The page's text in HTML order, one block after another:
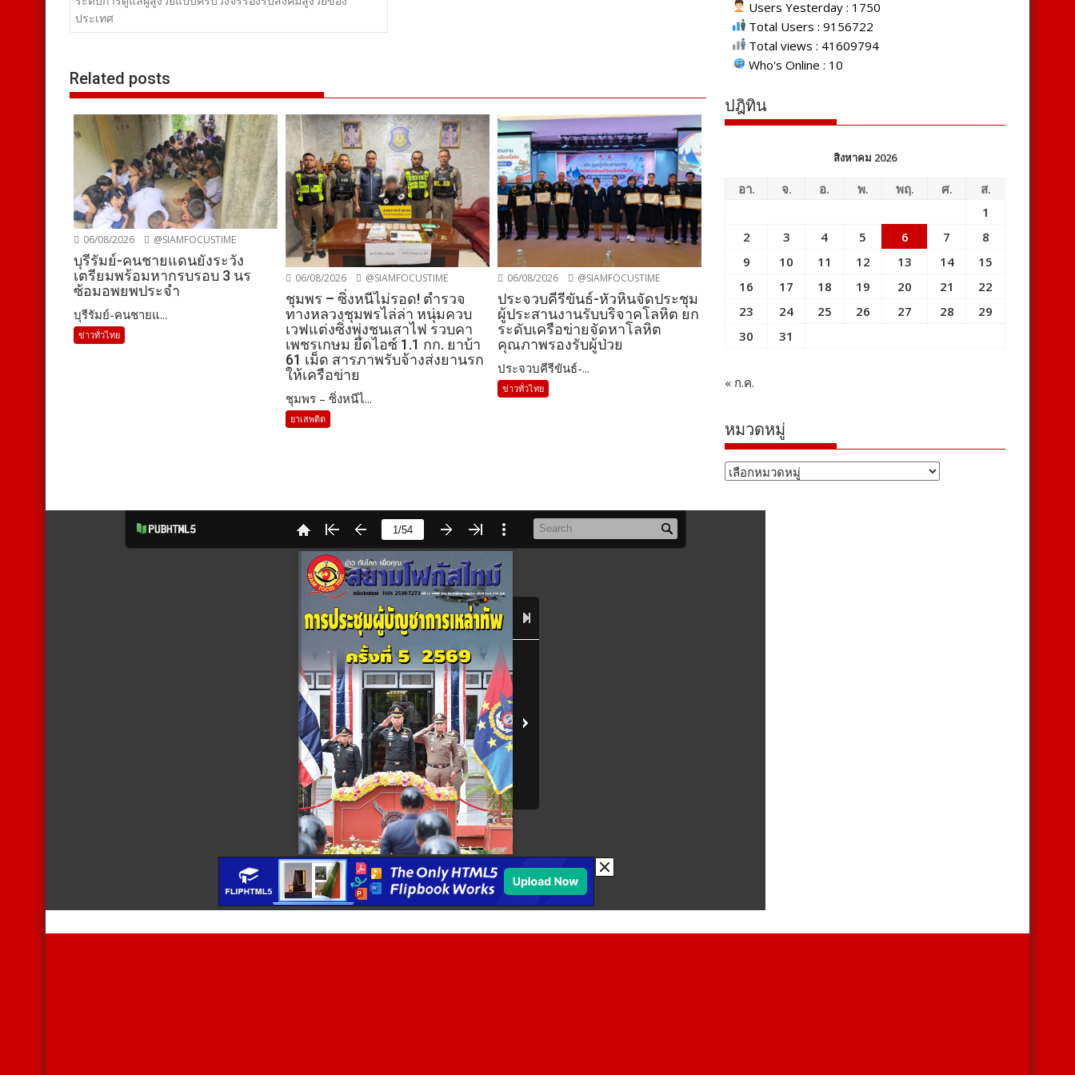
เรื่อง
ประเทศ
Related posts
06/08/2026 @SIAMFOCUSTIME
บุรีรัมย์-คนชายแดนยังระวัง
เตรียมพร้อมหากรบรอบ 3 นร
ซ้อมอพยพประจำ
บุรีรัมย์-คนชายแ...
ข่าวทั่วไทย
06/08/2026 @SIAMFOCUSTIME
ชุมพร – ซิ่งหนีไม่รอด! ตำรวจ
ทางหลวงชุมพรไล่ล่า หนุ่มควบ
เวฟแต่งซิ่งพุ่งชนเสาไฟ รวบคา
เพชรเกษม ยึดไอซ์ 1.1 กก. ยาบ้า
61 เม็ด สารภาพรับจ้างส่งยานรก
ให้เครือข่าย
ชุมพร – ซิ่งหนีไ...
ยาเสพติด
06/08/2026 @SIAMFOCUSTIME
ประจวบคีรีขันธ์-หัวหินจัดประชุม
ผู้ประสานงานรับบริจาคโลหิต ยก
ระดับเครือข่ายจัดหาโลหิต
คุณภาพรองรับผู้ป่วย
ประจวบคีรีขันธ์-...
ข่าวทั่วไทย
Users Yesterday : 1750
Total Users : 9156722
Total views : 41609794
Who's Online : 10
ปฎิทิน
สิงหาคม 2026
อา. จ. อ. พ. พฤ. ศ.
ส.
1
2
3 4 5 6 7
8
9
10 11 12 13 14
15
16
17 18 19 20 21
22
23
24 25 26 27 28
29
30
31
« ก.ค.
หมวดหมู่
หมวด